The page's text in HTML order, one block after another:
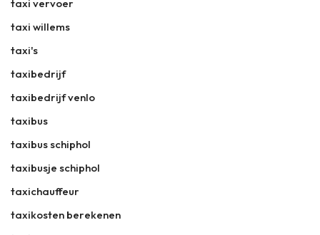
taxi vervoer
taxi willems
taxi's
taxibedrijf
taxibedrijf venlo
taxibus
taxibus schiphol
taxibusje schiphol
taxichauffeur
taxikosten berekenen